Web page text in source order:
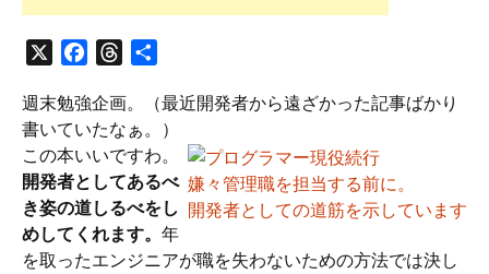
c
e
b
o
o
k
r
e
a
d
s
週末勉強企画。（最近開発者から遠ざかった記事ばかり
書いていたなぁ。）
嫌々管理職を担当する前に。
開発者としての道筋を示しています
この本いいですわ。
開発者としてあるべ
き姿の道しるべをし
めしてくれます。 年
を取ったエンジニアが職を失わないための方法では決し